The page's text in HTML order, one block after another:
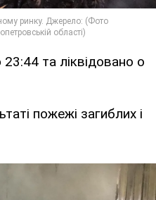
та ліквідовано о
пожежі загиблих і